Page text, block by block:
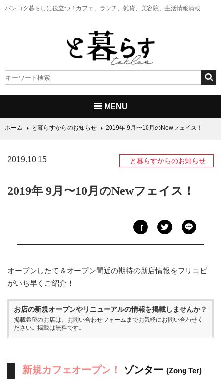
バンコク暮らしに役立つ！ カフェ、ランチ、雑貨、美容院、生活情報満載
MENU
ホーム と暮らすからのお知らせ 2019年 9月〜10月のNewフェイス！
2019.10.15 と暮らすからのお知らせ
2019年 9月〜10月のNewフェイス！
オープンしたて＆オープン間近の期待の新店情報をフリコピ
がいち早くご紹介！
お店の新規オープンやリニューアルの情報を掲載しませんか？
掲載希望のお店は、 お問い合わせフォーム までお気軽にお問い合わせく
ださい。掲載は無料です。
新規カフェオープン！ ゾンター (Zong Ter)